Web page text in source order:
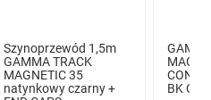
Szynoprzewód 1,5m
GAMMA TRACK
MAGNETIC 35
natynkowy czarny +
BK